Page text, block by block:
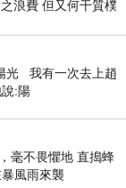
浪費 但又何干質樸
光 我有一次去上趙
:陽
毫不畏懼地 直搗蜂
風雨來襲